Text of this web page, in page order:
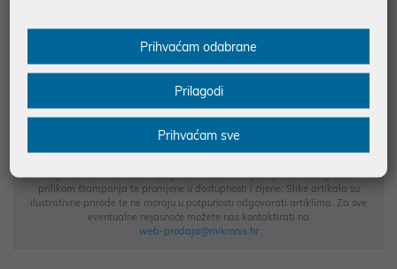
JAMSTVO 12 MJ.
odgovara za eventualne pogreške nastale u opisu proizvoda, greške
prilikom štampanja te promjene u dostupnosti i cijene. Slike artikala su
ilustrativne prirode te ne moraju u potpunosti odgovarati artiklima. Za sve
eventualne nejasnoće možete nas kontaktirati na
web-prodaja@mikronis.hr
Prihvaćam odabrane
Prilagodi
Prihvaćam sve